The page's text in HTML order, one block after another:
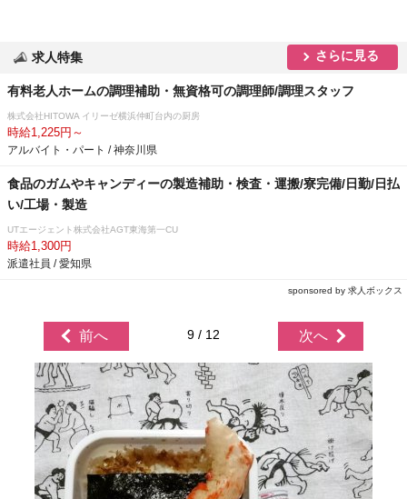
求人特集 さらに見る
有料老人ホームの調理補助・無資格可の調理師/調理スタッフ
株式会社HITOWA イリーゼ横浜仲町台内の厨房
時給1,225円～
アルバイト・パート / 神奈川県
食品のガムやキャンディーの製造補助・検査・運搬/寮完備/日勤/日払
い/工場・製造
UTエージェント株式会社AGT東海第一CU
時給1,300円
派遣社員 / 愛知県
sponsored by 求人ボックス
前へ 9 / 12 次へ